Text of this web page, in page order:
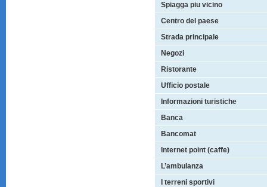
Spiagga piu vicino
Centro del paese
Strada principale
Negozi
Ristorante
Ufficio postale
Informazioni turistiche
Banca
Bancomat
Internet point (caffe)
L’ambulanza
I terreni sportivi